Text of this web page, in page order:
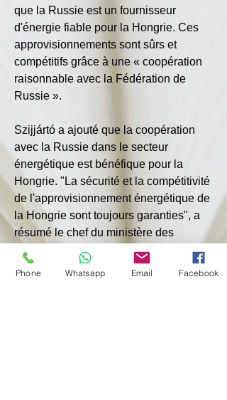
que la Russie est un fournisseur
d'énergie fiable pour la Hongrie. Ces
approvisionnements sont sûrs et
compétitifs grâce à une « coopération
raisonnable avec la Fédération de
Russie ».
Szijjártó a ajouté que la coopération
avec la Russie dans le secteur
énergétique est bénéfique pour la
Hongrie. "La sécurité et la compétitivité
de l'approvisionnement énergétique de
la Hongrie sont toujours garanties", a
résumé le chef du ministère des
Affaires étrangères de la République.
Phone Whatsapp Email Facebook